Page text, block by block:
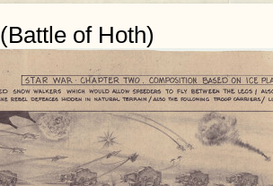
(Battle of Hoth)